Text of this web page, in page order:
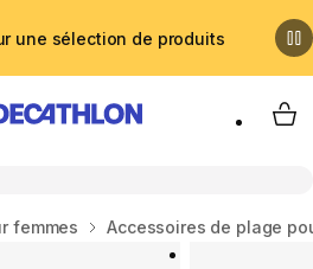
une sélection de produits
My
femmes Accessoires de plage